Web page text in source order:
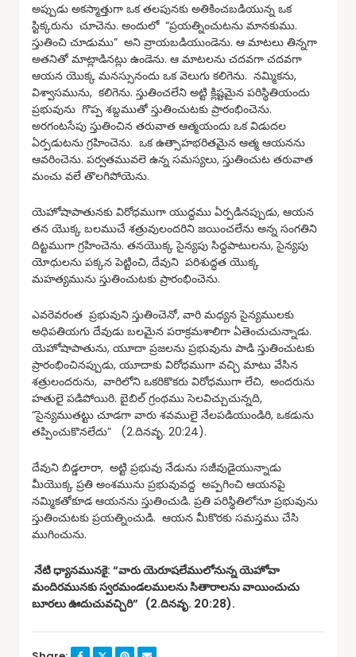
అప్పుడు అకస్మాత్తుగా ఒక తలపునకు అతికించబడియున్న ఒక
స్టిక్కరును చూచెను. అందులో “ప్రయత్నించుటను మానకుము.
స్తుతించి చూడుము” అని వ్రాయబడియుండెను. ఆ మాటలు తిన్నగా
అతనితో మాట్లాడినట్లు ఉండెను. ఆ మాటలను చదవగా చదవగా
ఆయన యొక్క మనస్సునందు ఒక వెలుగు కలిగెను. నమ్మికను,
విశ్వాసమును, కలిగెను. స్తుతించలేని అట్టి క్లిష్టమైన పరిస్థితియందు
ప్రభువును గొప్ప శబ్దముతో స్తుతించుటకు ప్రారంభించెను.
అరగంటసేపు స్తుతించిన తరువాత ఆత్మయందు ఒక విడుదల
ఏర్పడుటను గ్రహించెను. ఒక ఉత్సాహభరితమైన ఆత్మ ఆయనను
ఆవరించెను. పర్వతమువలె ఉన్న సమస్యలు, స్తుతించుట తరువాత
మంచు వలే తొలగిపోయెను.
యెహోషాపాతునకు విరోధముగా యుద్ధము ఏర్పడినప్పుడు, ఆయన
తన యొక్క బలముచే శత్రువులందరిని జయించలేను అన్న సంగతిని
దిట్టముగా గ్రహించెను. తనయొక్క సైన్యపు సిద్ధపాటులను, సైన్యపు
యోధులను పక్కన పెట్టించి, దేవుని పరిశుద్ధత యొక్క
మహత్యమును స్తుతించుటకు ప్రారంభించెను.
ఎవరెవరంత ప్రభువుని స్తుతించెనో, వారి మధ్యన సైన్యములకు
అధిపతియగు దేవుడు బలమైన పరాక్రమశాలిగా ఏతెంచుచున్నాడు.
యెహోషాపాతును, యూదా ప్రజలను ప్రభువును పాడి స్తుతించుటకు
ప్రారంభించినప్పుడు, యూదాకు విరోధముగా వచ్చి మాటు వేసిన
శత్రులందరును, వారిలోని ఒకరికొకరు విరోధముగా లేచి, అందరును
హతులై పడిపోయిరి. బైబిల్ గ్రంథము సెలవిచ్చుచున్నది,
“సైన్యముతట్టు చూడగా వారు శవములై నేలపడియుండిరి, ఒకడును
తప్పించుకొనలేదు” (2.దినవృ. 20:24).
దేవుని బిడ్డలారా, అట్టి ప్రభువు నేడును సజీవుడైయున్నాడు
మీయొక్క ప్రతి అంశమును ప్రభువువద్ద అప్పగించి ఆయనపై
నమ్మికతోకూడ ఆయనను స్తుతించుడి. ప్రతి పరిస్థితిలోనూ ప్రభువును
స్తుతించుటకు ప్రయత్నించుడి. ఆయన మీకొరకు సమస్తము చేసి
ముగించును.
నేటి ధ్యానమునకై: “వారు యెరూషలేములోనున్న యెహోవా
మందిరమునకు స్వరమండలములను సితారాలను వాయించుచు
బూరలు ఊదుచువచ్చిరి” (2.దినవృ. 20:28).